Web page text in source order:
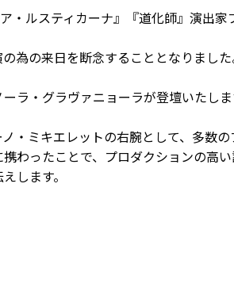
ルスティカーナ』『道化師』演出
為の来日を断念することとなりました
ラ・グラヴァニョーラが登壇いたしま
・ミキエレットの右腕として、多数
わったことで、プロダクションの高
します。